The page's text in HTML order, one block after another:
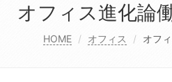
オフィス進化論
HOME オフィス オフ